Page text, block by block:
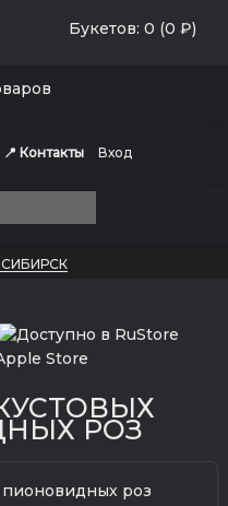
Букетов: 0 (0 ₽)
📍 Контакты Вход
РОЗ